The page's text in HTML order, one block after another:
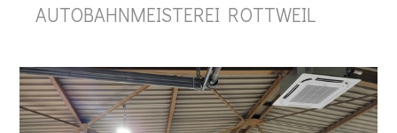
AUTOBAHNMEISTEREI ROTTWEIL